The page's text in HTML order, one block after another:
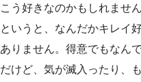
こう好きなのかもしれません
というと、なんだかキレイ
ありません。得意でもなん
だけど、気が滅入ったり、